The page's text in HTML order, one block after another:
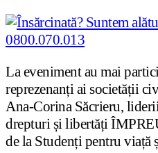
La eveniment au mai
reprezenanți ai societății
Ana-Corina Săcrieru,
drepturi și libertăți
de la Studenți pentru viață